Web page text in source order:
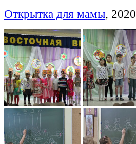
Открытка для мамы, 2020